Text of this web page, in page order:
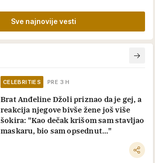
Sve najnovije vesti
CELEBRITIES PRE 3 H
Brat Anđeline Džoli priznao da je gej, a
reakcija njegove bivše žene još više
šokira: "Kao dečak krišom sam stavljao
maskaru, bio sam opsednut..."